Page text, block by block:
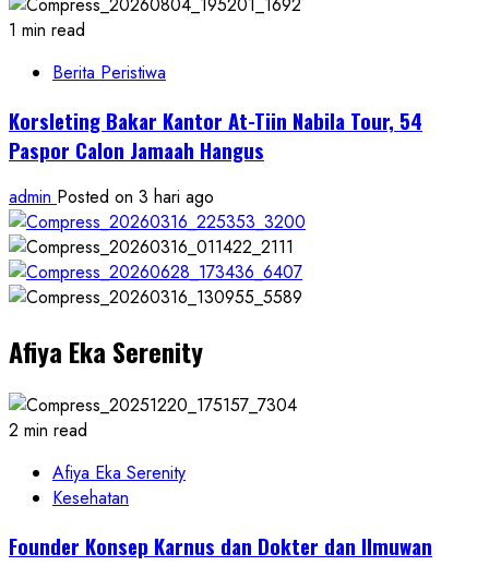
1 min read
Berita Peristiwa
Korsleting Bakar Kantor At-Tiin Nabila Tour, 54
Paspor Calon Jamaah Hangus
admin Posted on 3 hari ago
Afiya Eka Serenity
2 min read
Afiya Eka Serenity
Kesehatan
Founder Konsep Karnus dan Dokter dan Ilmuwan